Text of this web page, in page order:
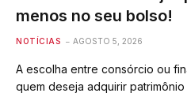
menos no seu bolso!
NOTÍCIAS AGOSTO 5, 2026
A escolha entre consórcio ou
quem deseja adquirir